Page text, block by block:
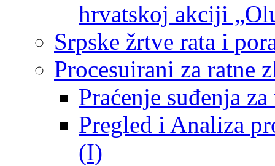
hrvatskoj akciji
Srpske žrtve rata i
Procesuirani za ratne
Praćenje suđenja
Pregled i Analiza
(I)